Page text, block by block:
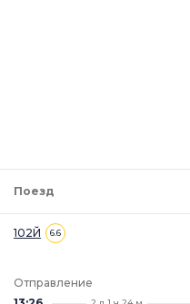
Поезд
102Й 6.6
Отправление